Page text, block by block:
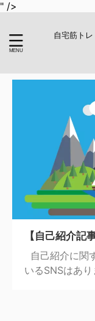
" />
自宅筋ト
【自己紹介記
自己紹介に関
いるSNSはあ